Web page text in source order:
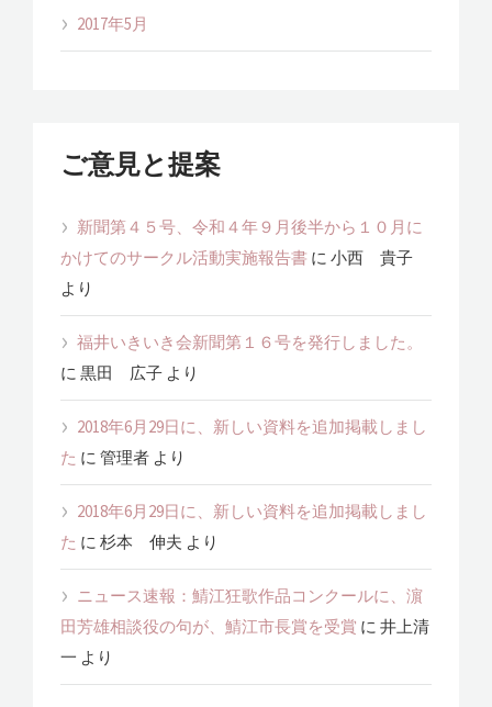
2017年5月
ご意見と提案
新聞第４５号、令和４年９月後半から１０月に
かけてのサークル活動実施報告書 に 小西 貴子
より
福井いきいき会新聞第１６号を発行しました。
に 黒田 広子 より
2018年6月29日に、新しい資料を追加掲載しまし
た に 管理者 より
2018年6月29日に、新しい資料を追加掲載しまし
た に 杉本 伸夫 より
ニュース速報：鯖江狂歌作品コンクールに、濵
田芳雄相談役の句が、鯖江市長賞を受賞 に 井上清
一 より